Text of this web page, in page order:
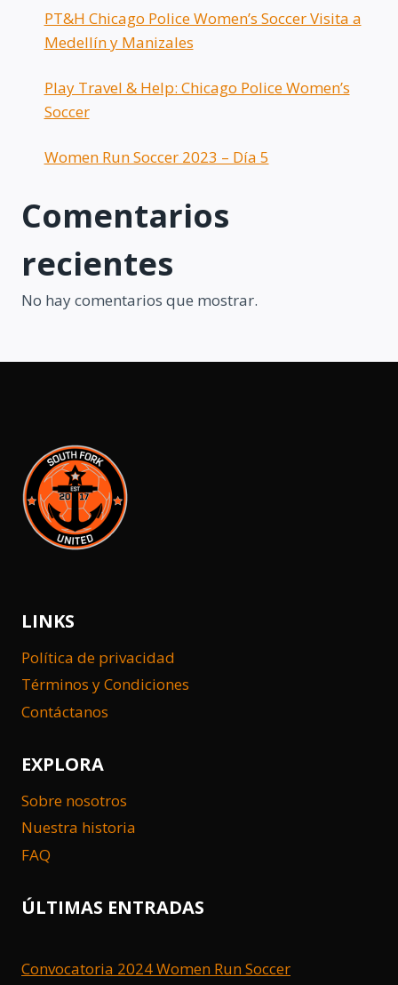
PT&H Chicago Police Women’s Soccer Visita a
Medellín y Manizales
Play Travel & Help: Chicago Police Women’s
Soccer
Women Run Soccer 2023 – Día 5
Comentarios
recientes
No hay comentarios que mostrar.
LINKS
Política de privacidad
Términos y Condiciones
Contáctanos
EXPLORA
Sobre nosotros
Nuestra historia
FAQ
ÚLTIMAS ENTRADAS
Convocatoria 2024 Women Run Soccer